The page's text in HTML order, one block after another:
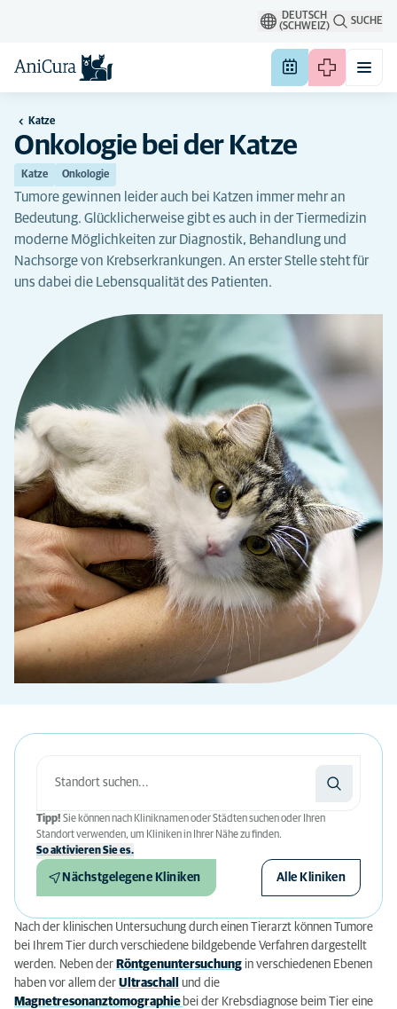
DEUTSCH
(SCHWEIZ)
SUCHE
Katze
Onkologie bei der Katze
Katze Onkologie
Tumore gewinnen leider auch bei Katzen immer mehr an
Bedeutung. Glücklicherweise gibt es auch in der Tiermedizin
moderne Möglichkeiten zur Diagnostik, Behandlung und
Nachsorge von Krebserkrankungen. An erster Stelle steht für
uns dabei die Lebensqualität des Patienten.
Tipp! Sie können nach Kliniknamen oder Städten suchen oder Ihren
Standort verwenden, um Kliniken in Ihrer Nähe zu finden.
So aktivieren Sie es.
Nächstgelegene Kliniken Alle Kliniken
Nach der klinischen Untersuchung durch einen Tierarzt können Tumore
bei Ihrem Tier durch verschiedene bildgebende Verfahren dargestellt
werden. Neben der Röntgenuntersuchung in verschiedenen Ebenen
haben vor allem der Ultraschall
und die
Magnetresonanztomographie bei der Krebsdiagnose beim Tier eine